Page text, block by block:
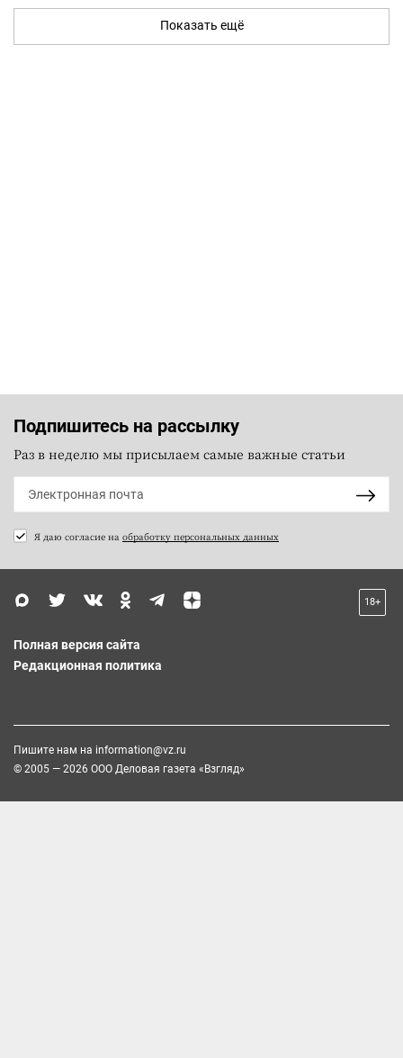
Показать ещё
Подпишитесь на рассылку
Раз в неделю мы присылаем самые важные статьи
Я даю согласие на обработку персональных данных
18+
Полная версия сайта
Редакционная политика
Пишите нам на information@vz.ru
© 2005 — 2026 ООО Деловая газета «Взгляд»